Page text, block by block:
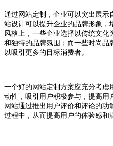
通过网站定制，企业可以突出展示
站设计可以提升企业的品牌形象
风格上，一些企业选择以传统文
和独特的品牌氛围；而一些时尚品
以吸引更多的目标消费者。
一个好的网站定制方案应充分考虑
动性，吸引用户积极参与，提高
网站通过推出用户评价和评论的
过程中，从而提高用户的体验感和